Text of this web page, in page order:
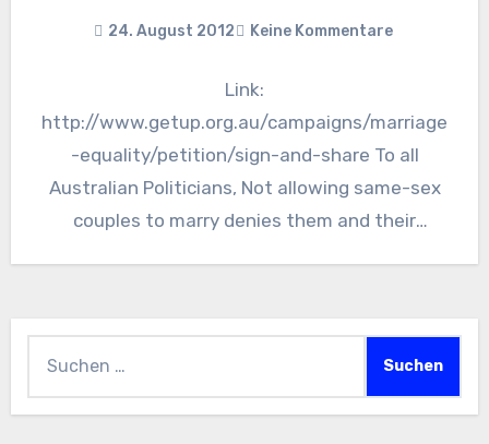
24. August 2012 Keine Kommentare
Link:
http://www.getup.org.au/campaigns/marriage
-equality/petition/sign-and-share To all
Australian Politicians, Not allowing same-sex
couples to marry denies them and their